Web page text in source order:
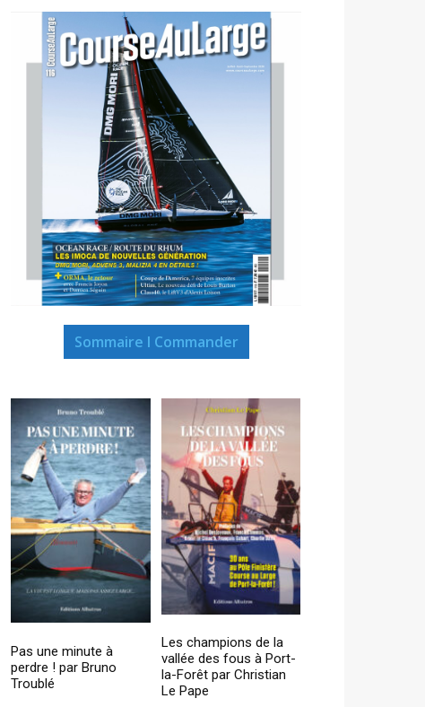
Sommaire I Commander
Pas une minute à
perdre ! par Bruno
Troublé
Les champions de la
vallée des fous à Port-
la-Forêt par Christian
Le Pape